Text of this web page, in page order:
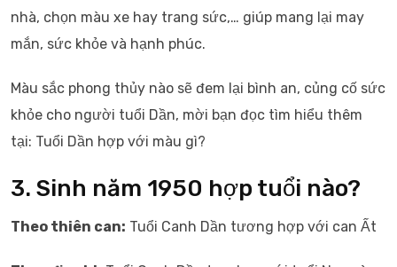
nhà, chọn màu xe hay trang sức,… giúp mang lại may
mắn, sức khỏe và hạnh phúc.
Màu sắc phong thủy nào sẽ đem lại bình an, củng cố sức
khỏe cho người tuổi Dần, mời bạn đọc tìm hiểu thêm
tại: Tuổi Dần hợp với màu gì?
3. Sinh năm 1950 hợp tuổi nào?
Theo thiên can: Tuổi Canh Dần tương hợp với can Ất